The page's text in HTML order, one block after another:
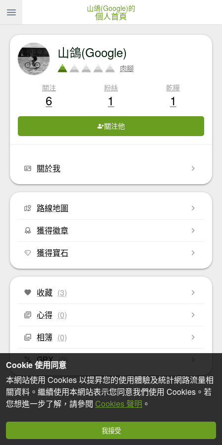
山鴿(Google)的
個人首頁
山鴿(Google)
肉腳
關注
6
粉絲
1
乾糧
1
關注他
關於我
路線地圖
獲得徽章
獲得寶石
收藏 (3)
心得 (0)
相簿 (0)
GPX (0)
Cookie 使用同意
本網站使用 Cookies 以提昇您的使用體驗及統計網路流量相
關資料。繼續使用本網站表示您同意我們使用 Cookies。若
您想進一步了解，請參閱 Cookies 聲明 。
我接受